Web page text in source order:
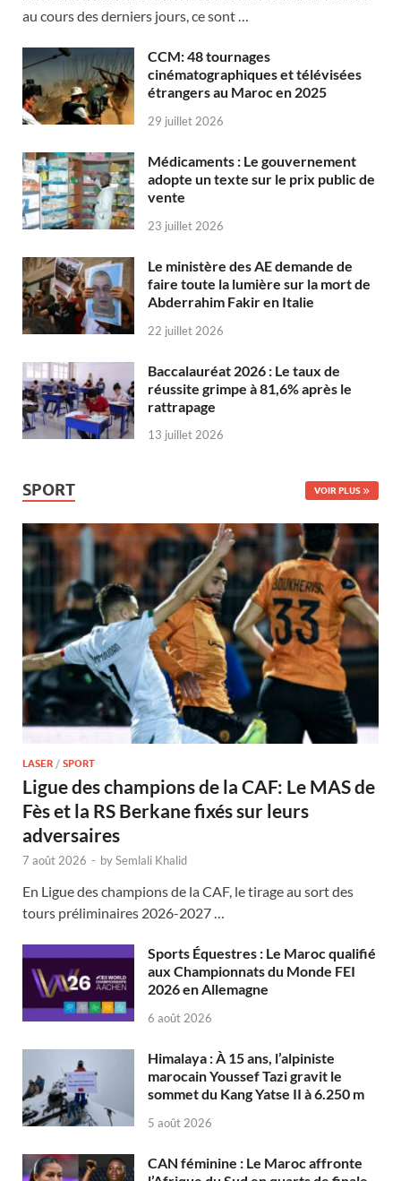
au cours des derniers jours, ce sont …
CCM: 48 tournages
cinématographiques et télévisées
étrangers au Maroc en 2025
29 juillet 2026
Médicaments : Le gouvernement
adopte un texte sur le prix public de
vente
23 juillet 2026
Le ministère des AE demande de
faire toute la lumière sur la mort de
Abderrahim Fakir en Italie
22 juillet 2026
Baccalauréat 2026 : Le taux de
réussite grimpe à 81,6% après le
rattrapage
13 juillet 2026
SPORT VOIR PLUS
LASER / SPORT
Ligue des champions de la CAF: Le MAS de
Fès et la RS Berkane fixés sur leurs
adversaires
7 août 2026 - bySemlali Khalid
En Ligue des champions de la CAF, le tirage au sort des
tours préliminaires 2026-2027 …
Sports Équestres : Le Maroc qualifié
aux Championnats du Monde FEI
2026 en Allemagne
6 août 2026
Himalaya : À 15 ans, l’alpiniste
marocain Youssef Tazi gravit le
sommet du Kang Yatse II à 6.250 m
5 août 2026
CAN féminine : Le Maroc affronte